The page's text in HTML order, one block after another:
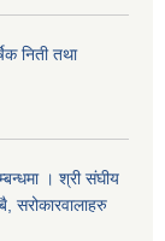
निती तथा
। श्री संघीय
सरोकारवालाहरु